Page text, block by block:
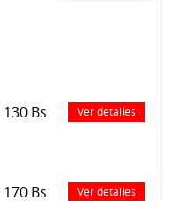
130 Bs Ver detalles
170 Bs Ver detalles